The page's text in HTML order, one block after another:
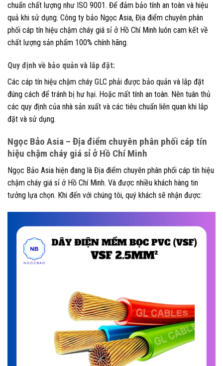
chuẩn chất lượng như ISO 9001. Để đảm bảo tính an toàn và hiệu
quả khi sử dụng. Công ty bảo Ngọc Asia, Địa điểm chuyên phân
phối cáp tín hiệu chậm cháy giá sỉ ở Hồ Chí Minh luôn cam kết về
chất lượng sản phẩm 100% chính hãng.
Quy định về bảo quản và lắp đặt:
Các cáp tín hiệu chậm cháy GLC phải được bảo quản và lắp đặt
đúng cách để tránh bị hư hại. Hoặc mất tính an toàn. Nên tuân thủ
các quy định của nhà sản xuất và các tiêu chuẩn liên quan khi lắp
đặt và sử dụng.
Ngọc Bảo Asia – Địa điểm chuyên phân phối cáp tín
hiệu chậm cháy giá sỉ ở Hồ Chí Minh
Ngọc Bảo Asia hiện đang là Địa điểm chuyên phân phối cáp tín hiệu
chậm cháy giá sỉ ở Hồ Chí Minh. Và được nhiều khách hàng tin
tưởng lựa chọn. Khi đến với chúng tôi, quý khách sẽ nhận được: